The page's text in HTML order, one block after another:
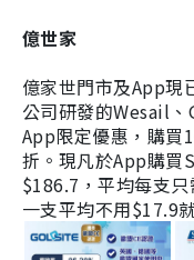
億世家
億家世門市及App現
公司研發的Wesail
App限定優惠，購買
折。現凡於App購
$186.7，平均每支
一支平均不用$17.9